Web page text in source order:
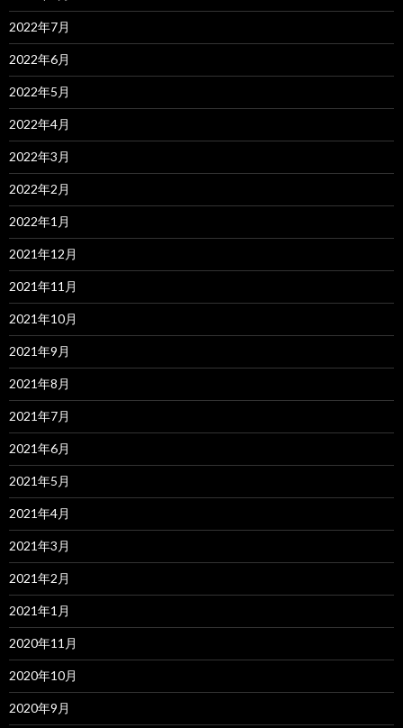
2022年7月
2022年6月
2022年5月
2022年4月
2022年3月
2022年2月
2022年1月
2021年12月
2021年11月
2021年10月
2021年9月
2021年8月
2021年7月
2021年6月
2021年5月
2021年4月
2021年3月
2021年2月
2021年1月
2020年11月
2020年10月
2020年9月